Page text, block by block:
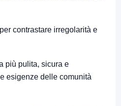
contrastare irregolarità e
più pulita, sicura e
esigenze delle comunità